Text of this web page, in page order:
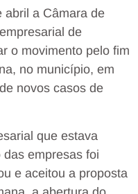
abril a Câmara de
de
o movimento pelo fim
no município, em
novos casos de
que estava
empresas foi
e aceitou a proposta